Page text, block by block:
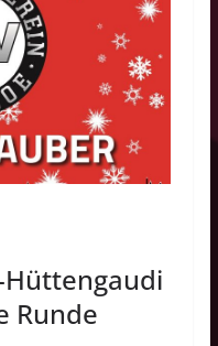
Hüttengaudi
Runde